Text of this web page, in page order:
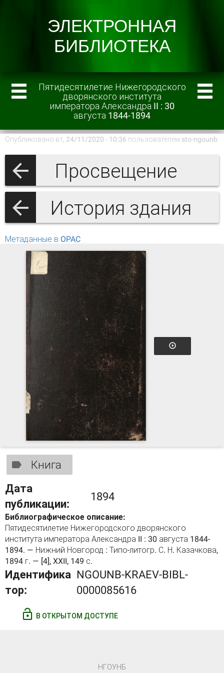
Пятидесятилетие Нижегородского
дворянского института
императора Александра II : 30
августа 1844-1894
Опубликовано вт, 24/11/2020 - 10:36 пользователем sto-ngounb
Просвещение
История здания
Метаданные в OPAC
Книга
Дата
публикации:
1894
Библиографическое описание:
Пятидесятилетие Нижегородского дворянского
института императора Александра II : 30 августа 1844-
1894. — Нижний Новгород : Типо-литогр. С. Н. Казачкова,
1894 г. — [4], XXII, 149 с.
Идентифика
тор:
NGOUNB-KRAEV-BIBL-
0000085616
В ОТКРЫТОМ ДОСТУПЕ
НГОУНБ